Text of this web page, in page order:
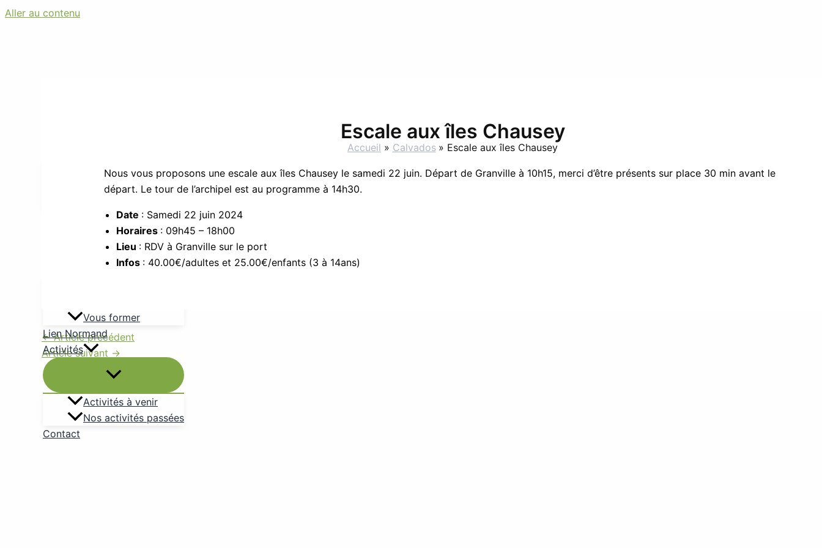
Aller au contenu
Qui sommes-nous
Nous contacter
Nous retrouver
Vous former
Lien Normand
Activités
Activités à venir
Nos activités passées
Contact
Escale aux îles Chausey
Accueil Calvados Escale aux îles Chausey
Nous vous proposons une escale aux îles Chausey le samedi 22 juin. Départ de Granville à 10h15, merci d’être présents sur place 30 min avant le
départ. Le tour de l’archipel est au programme à 14h30.
Date : Samedi 22 juin 2024
Horaires : 09h45 – 18h00
Lieu : RDV à Granville sur le port
Infos : 40.00€/adultes et 25.00€/enfants (3 à 14ans)
←Article précédent
Article suivant →